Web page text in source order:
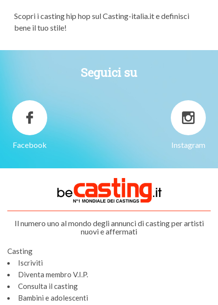
Scopri i casting hip hop sul Casting-italia.it e definisci
bene il tuo stile!
Seguici su
Facebook Instagram
Il numero uno al mondo degli annunci di casting per artisti
nuovi e affermati
Casting
Iscriviti
Diventa membro V.I.P.
Consulta il casting
Bambini e adolescenti